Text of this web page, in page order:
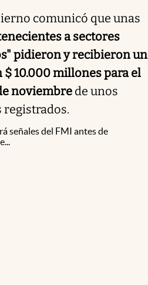
comunicó que unas
a sectores
pidieron y recibieron un
10.000 millones para el
noviembre de unos
registrados.
señales del FMI antes de